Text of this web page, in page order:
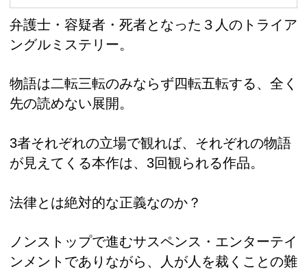
弁護士・容疑者・死者となった３人のトライア
ングルミステリー。
物語は二転三転のみならず四転五転する、全く
先の読めない展開。
3者それぞれの立場で観れば、それぞれの物語
が見えてくる本作は、3回観られる作品。
法律とは絶対的な正義なのか？
ノンストップで進むサスペンス・エンターテイ
ンメントでありながら、人が人を裁くことの難